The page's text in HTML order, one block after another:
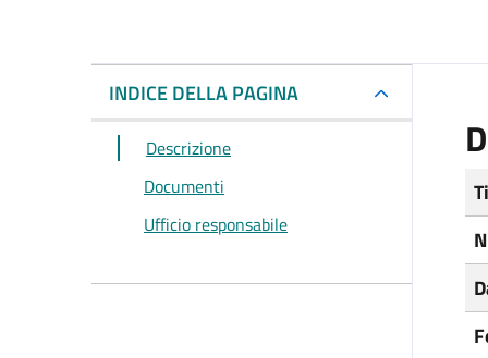
INDICE DELLA PAGINA
Descrizione
Documenti
Ufficio responsabile